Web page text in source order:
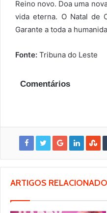
Reino novo. Doa uma
vida eterna. O Natal de
Garante a toda a
Fonte: Tribuna do Leste
Comentários
ARTIGOS